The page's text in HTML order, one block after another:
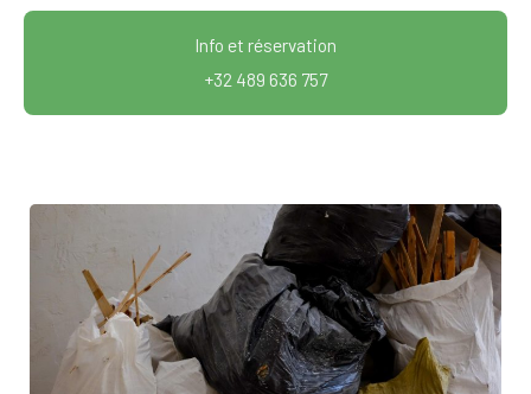
Info et réservation
+32 489 636 757